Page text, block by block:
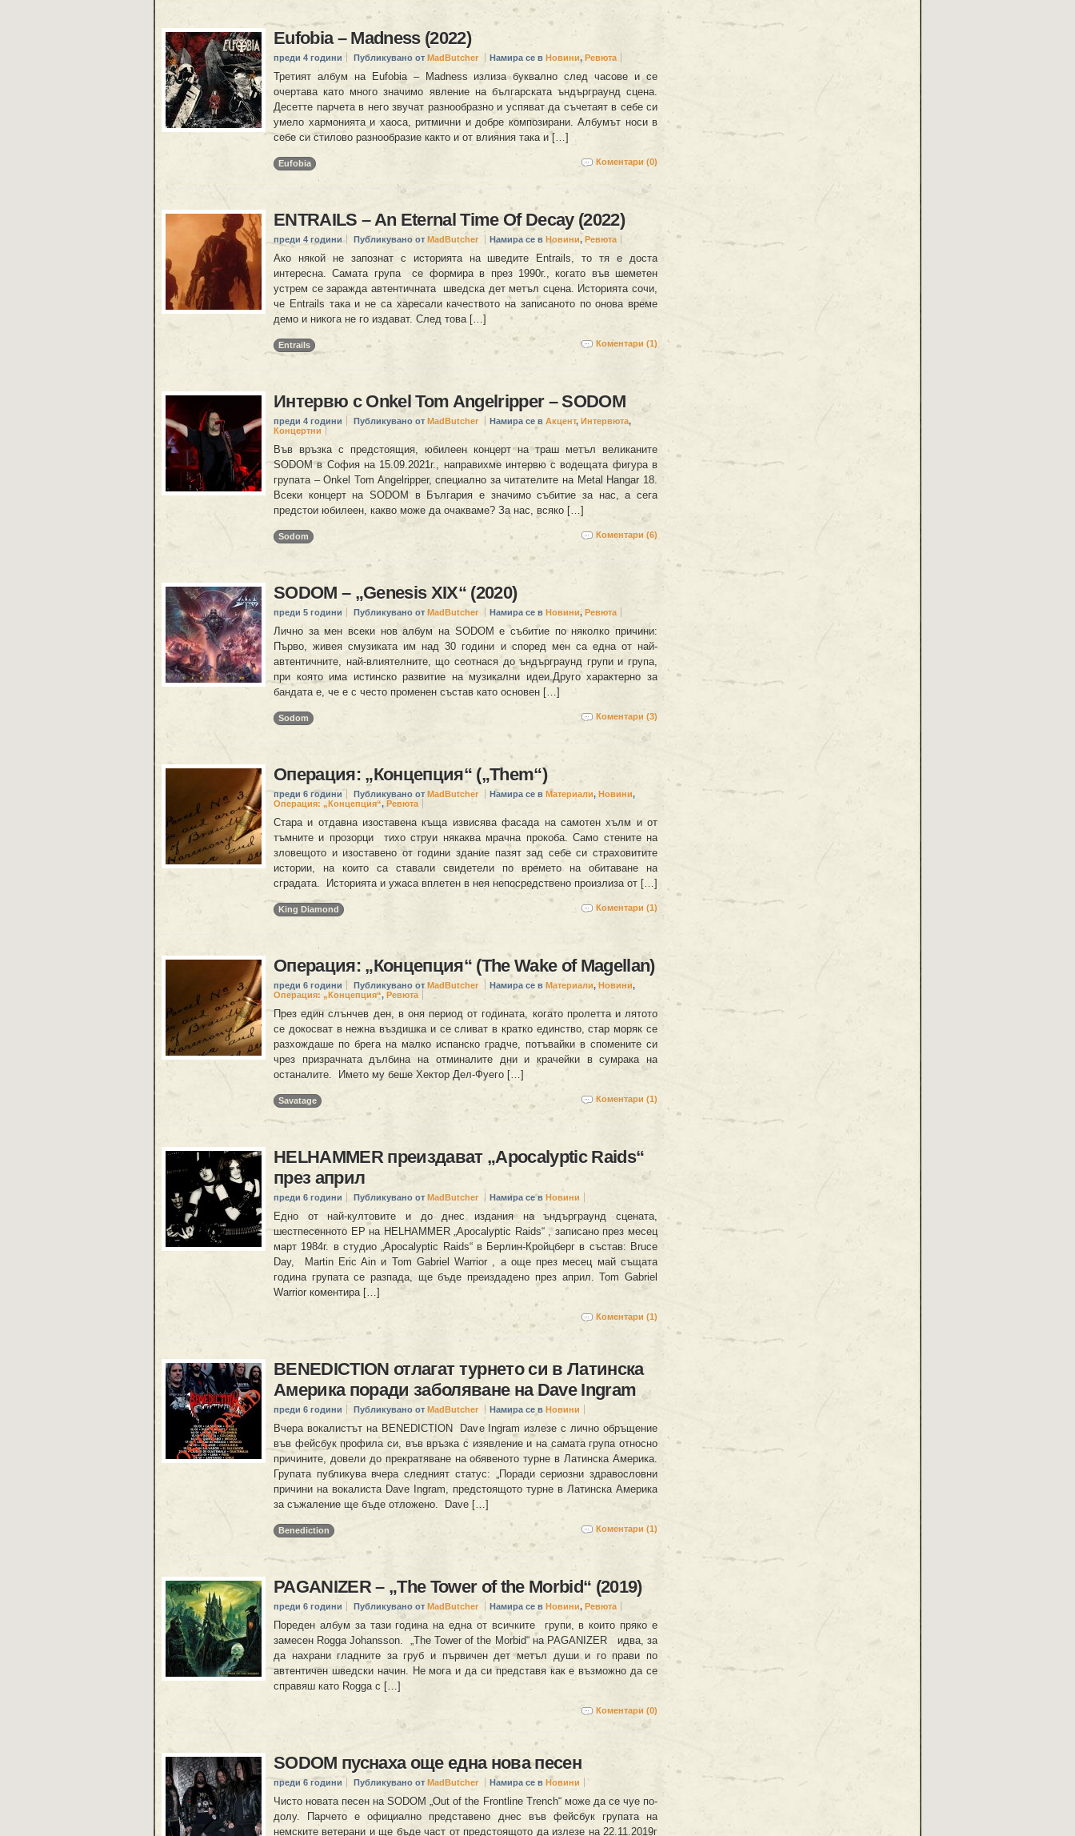
Eufobia – Madness (2022)
преди 4 години Публикувано от MadButcher Намира се в Новини, Ревюта
Третият албум на Eufobia – Madness излиза буквално след часове и се
очертава като много значимо явление на българската ъндърграунд сцена.
Десетте парчета в него звучат разнообразно и успяват да съчетаят в себе си
умело хармонията и хаоса, ритмични и добре композирани. Албумът носи в
себе си стилово разнообразие както и от влияния така и […]
Коментари (0)
Eufobia
ENTRAILS – An Eternal Time Of Decay (2022)
преди 4 години Публикувано от MadButcher Намира се в Новини, Ревюта
Ако някой не запознат с историята на шведите Entrails, то тя е доста
интересна. Самата група се формира в през 1990г., когато във шеметен
устрем се заражда автентичната шведска дет метъл сцена. Историята сочи,
че Entrails така и не са харесали качеството на записаното по онова време
демо и никога не го издават. След това […]
Коментари (1)
Entrails
Интервю с Onkel Tom Angelripper – SODOM
преди 4 години Публикувано от MadButcher Намира се в Акцент, Интервюта,
Концертни
Във връзка с предстоящия, юбилеен концерт на траш метъл великаните
SODOM в София на 15.09.2021г., направихме интервю с водещата фигура в
групата – Onkel Tom Angelripper, специално за читателите на Metal Hangar 18.
Всеки концерт на SODOM в България е значимо събитие за нас, а сега
предстои юбилеен, какво може да очакваме? За нас, всяко […]
Коментари (6)
Sodom
SODOM – „Genesis XIX“ (2020)
преди 5 години Публикувано от MadButcher Намира се в Новини, Ревюта
Лично за мен всеки нов албум на SODOM е събитие по няколко причини:
Първо, живея смузиката им над 30 години и според мен са една от най-
автентичните, най-влиятелните, що сеотнася до ъндърграунд групи и група,
при която има истинско развитие на музикални идеи.Друго характерно за
бандата е, че е с често променен състав като основен […]
Коментари (3)
Sodom
Операция: „Концепция“ („Them“)
преди 6 години Публикувано от MadButcher Намира се в Материали, Новини,
Операция: „Концепция“, Ревюта
Стара и отдавна изоставена къща извисява фасада на самотен хълм и от
тъмните и прозорци тихо струи някаква мрачна прокоба. Само стените на
зловещото и изоставено от години здание пазят зад себе си страховитите
истории, на които са ставали свидетели по времето на обитаване на
сградата. Историята и ужаса вплетен в нея непосредствено произлиза от […]
Коментари (1)
King Diamond
Операция: „Концепция“ (The Wake of Magellan)
преди 6 години Публикувано от MadButcher Намира се в Материали, Новини,
Операция: „Концепция“, Ревюта
През един слънчев ден, в оня период от годината, когато пролетта и лятото
се докосват в нежна въздишка и се сливат в кратко единство, стар моряк се
разхождаше по брега на малко испанско градче, потъвайки в спомените си
чрез призрачната дълбина на отминалите дни и крачейки в сумрака на
останалите. Името му беше Хектор Дел-Фуего […]
Коментари (1)
Savatage
HELHAMMER преиздават „Apocalyptic Raids“
през април
преди 6 години Публикувано от MadButcher Намира се в Новини
Едно от най-култовите и до днес издания на ъндърграунд сцената,
шестпесенното ЕР на HELHAMMER „Apocalyptic Raids“ , записано през месец
март 1984г. в студио „Apocalyptic Raids“ в Берлин-Кройцберг в състав: Bruce
Day, Martin Eric Ain и Tom Gabriel Warrior , а още през месец май същата
година групата се разпада, ще бъде преиздадено през април. Tom Gabriel
Warrior коментира […]
Коментари (1)
BENEDICTION отлагат турнето си в Латинска
Америка поради заболяване на Dave Ingram
преди 6 години Публикувано от MadButcher Намира се в Новини
Вчера вокалистът на BENEDICTION Dave Ingram излезе с лично обръщение
във фейсбук профила си, във връзка с изявление и на самата група относно
причините, довели до прекратяване на обявеното турне в Латинска Америка.
Групата публикува вчера следният статус: „Поради сериозни здравословни
причини на вокалиста Dave Ingram, предстоящото турне в Латинска Америка
за съжаление ще бъде отложено. Dave […]
Коментари (1)
Benediction
PAGANIZER – „The Tower of the Morbid“ (2019)
преди 6 години Публикувано от MadButcher Намира се в Новини, Ревюта
Пореден албум за тази година на една от всичките групи, в които пряко е
замесен Rogga Johansson. „The Tower of the Morbid“ на PAGANIZER идва, за
да нахрани гладните за груб и първичен дет метъл души и го прави по
автентичен шведски начин. Не мога и да си представя как е възможно да се
справяш като Rogga с […]
Коментари (0)
SODOM пуснаха още една нова песен
преди 6 години Публикувано от MadButcher Намира се в Новини
Чисто новата песен на SODOM „Out of the Frontline Trench“ може да се чуе по-
долу. Парчето е официално представено днес във фейсбук групата на
немските ветерани и ще бъде част от предстоящото да излезе на 22.11.2019г